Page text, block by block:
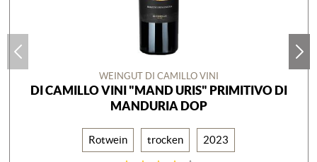
WEINGUT DI CAMILLO VINI
DI CAMILLO VINI "MAND URIS" PRIMITIVO DI
MANDURIA DOP
Rotwein trocken 2023